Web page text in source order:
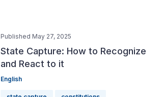
Published May 27, 2025
State Capture: How to Recognize
and React to it
English